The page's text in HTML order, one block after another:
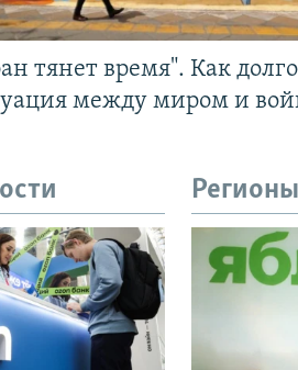
тянет время". Как
между миром и
Регионы